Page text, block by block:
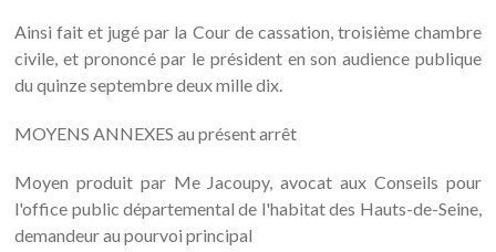
Ainsi fait et jugé par la Cour de cassation, troisième chambre
civile, et prononcé par le président en son audience publique
du quinze septembre deux mille dix.
MOYENS ANNEXES au présent arrêt
Moyen produit par Me Jacoupy, avocat aux Conseils pour
l'office public départemental de l'habitat des Hauts-de-Seine,
demandeur au pourvoi principal